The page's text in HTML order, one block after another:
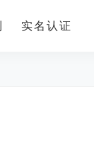
实名认证